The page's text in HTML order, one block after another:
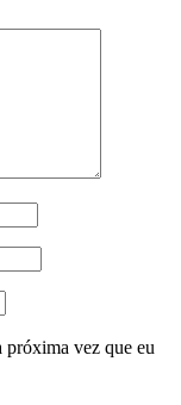
próxima vez que eu